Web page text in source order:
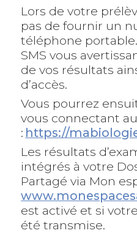
Lors de votre
pas de fournir un
téléphone
SMS vous
de vos résultats
d’accès.
Vous pourrez
vous connectant
: https://
Les résultats
intégrés à votre
Partagé via Mon
est activé et si
été transmise.